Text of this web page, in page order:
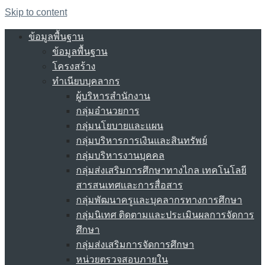
Skip to content
ข้อมูลพื้นฐาน
ข้อมูลพื้นฐาน
โครงสร้าง
ทำเนียบบุคลากร
ผู้บริหารสำนักงาน
กลุ่มอำนวยการ
กลุ่มนโยบายและแผน
กลุ่มบริหารการเงินและสินทรัพย์
กลุ่มบริหารงานบุคคล
กลุ่มส่งเสริมการศึกษาทางไกล เทคโนโลยี
สารสนเทศและการสื่อสาร
กลุ่มพัฒนาครูและบุคลากรทางการศึกษา
กลุ่มนิเทศ ติดตามและประเมินผลการจัดการ
ศึกษา
กลุ่มส่งเสริมการจัดการศึกษา
หน่วยตรวจสอบภายใน